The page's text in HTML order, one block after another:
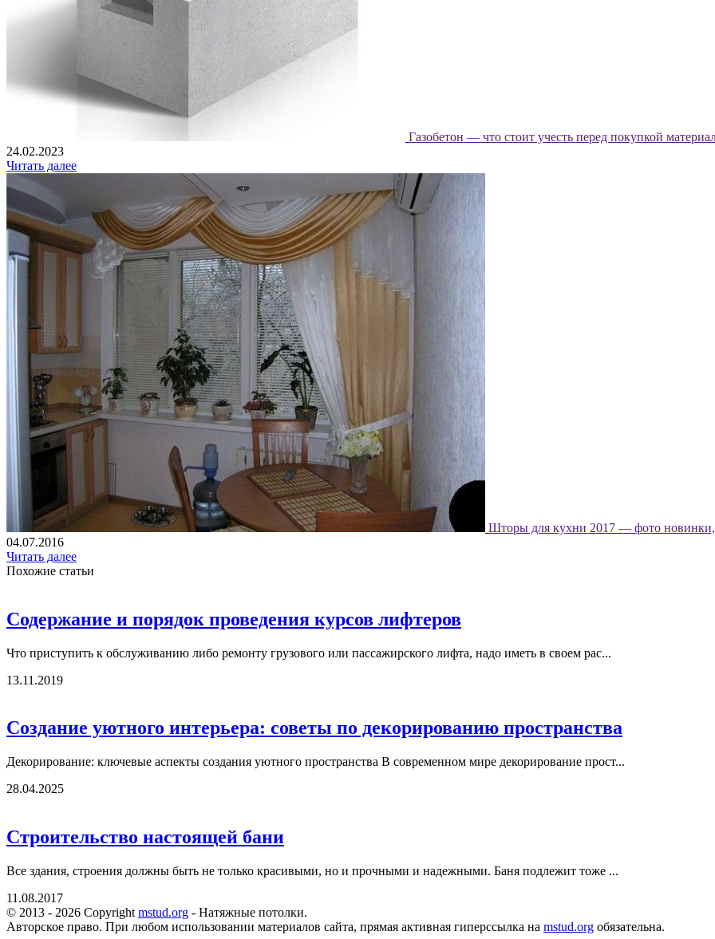
Газобетон — что стоит учесть перед покупкой
24.02.2023
Читать далее
Шторы для кухни 2017 — фото новинки,
04.07.2016
Читать далее
Похожие статьи
Содержание и порядок проведения курсов лифтеров
Что приступить к обслуживанию либо ремонту грузового или пассажирского лифта, надо иметь в своем рас...
13.11.2019
Создание уютного интерьера: советы по декорированию пространства
Декорирование: ключевые аспекты создания уютного пространства В современном мире декорирование прост...
28.04.2025
Строительство настоящей бани
Все здания, строения должны быть не только красивыми, но и прочными и надежными. Баня подлежит тоже ...
11.08.2017
© 2013 - 2026 Copyright mstud.org - Натяжные потолки.
Авторское право. При любом использовании материалов сайта, прямая активная гиперссылка на mstud.org обязательна.